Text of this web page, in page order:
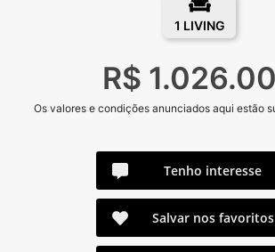
1 LIVING
R$
Os valores e condições anunciados aqui estão
Tenho interesse
Salvar nos favoritos